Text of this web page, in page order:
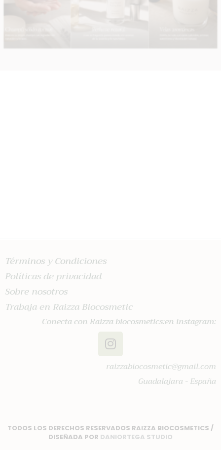
Términos y Condiciones
Políticas de privacidad
Sobre nosotros
Trabaja en Raizza Biocosmetic
Conecta con Raizza biocosmetics:en instagram:
raizzabiocosmetic@gmail.com
Guadalajara - España
TODOS LOS DERECHOS RESERVADOS RAIZZA BIOCOSMETICS /
DISEÑADA POR DANIORTEGA STUDIO